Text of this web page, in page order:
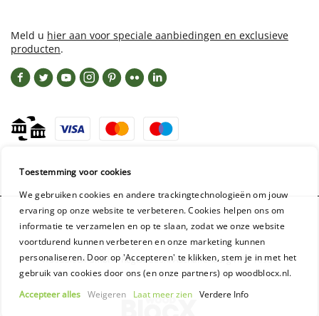
Meld u hier aan voor speciale aanbiedingen en exclusieve
producten.
WoodBlocX GmbH - Registration: Aschaffenburg HRB 16954
Toestemming voor cookies
We gebruiken cookies en andere trackingtechnologieën om jouw
ervaring op onze website te verbeteren. Cookies helpen ons om
informatie te verzamelen en op te slaan, zodat we onze website
voortdurend kunnen verbeteren en onze marketing kunnen
personaliseren. Door op 'Accepteren' te klikken, stem je in met het
gebruik van cookies door ons (en onze partners) op woodblocx.nl.
Accepteer alles
Weigeren Laat meer zien Verdere Info